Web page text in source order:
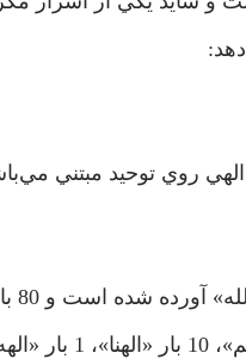
روي توحيد مبتني